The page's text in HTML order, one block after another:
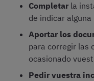
Completar la
de indicar
Aportar los
para corregir las
ocasionado
Pedir vuestra